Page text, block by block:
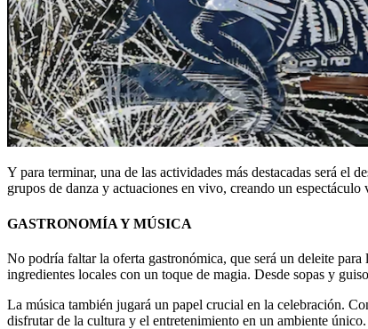
Y para terminar, una de las actividades más destacadas será el
grupos de danza y actuaciones en vivo, creando un
GASTRONOMÍA Y MÚSICA
No podría faltar la oferta gastronómica, que será un deleite
ingredientes locales con un toque de magia. Desde sopas y
La música también jugará un papel crucial en la celebración.
disfrutar de la cultura y el entretenimiento en un ambiente único.